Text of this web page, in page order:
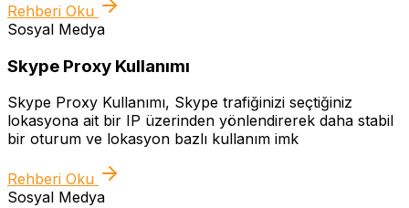
Rehberi Oku
Sosyal Medya
Skype Proxy Kullanımı
Skype Proxy Kullanımı, Skype trafiğinizi seçtiğiniz
lokasyona ait bir IP üzerinden yönlendirerek daha stabil
bir oturum ve lokasyon bazlı kullanım imk
Rehberi Oku
Sosyal Medya